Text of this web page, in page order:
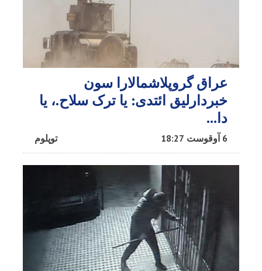
عراق گروپلاشمالارا سون
خبردارلیق ائتدی: یا ترک سلاح.، یا
دا…
توپلوم 6 آوقوست 18:27